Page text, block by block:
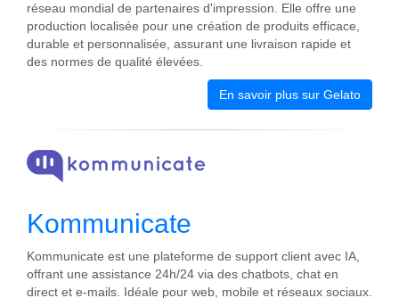
réseau mondial de partenaires d'impression. Elle offre une
production localisée pour une création de produits efficace,
durable et personnalisée, assurant une livraison rapide et
des normes de qualité élevées.
En savoir plus sur Gelato
Kommunicate
Kommunicate est une plateforme de support client avec IA,
offrant une assistance 24h/24 via des chatbots, chat en
direct et e-mails. Idéale pour web, mobile et réseaux sociaux.